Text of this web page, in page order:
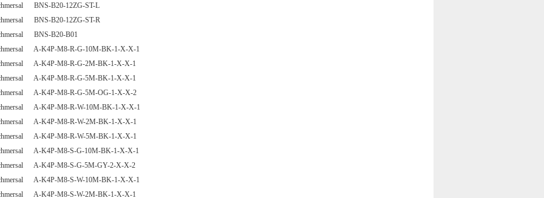
BNS-B20-12ZG-ST-L
BNS-B20-12ZG-ST-R
BNS-B20-B01
A-K4P-M8-R-G-10M-BK-1-X-X-1
A-K4P-M8-R-G-2M-BK-1-X-X-1
A-K4P-M8-R-G-5M-BK-1-X-X-1
A-K4P-M8-R-G-5M-OG-1-X-X-2
A-K4P-M8-R-W-10M-BK-1-X-X-1
A-K4P-M8-R-W-2M-BK-1-X-X-1
A-K4P-M8-R-W-5M-BK-1-X-X-1
A-K4P-M8-S-G-10M-BK-1-X-X-1
A-K4P-M8-S-G-5M-GY-2-X-X-2
A-K4P-M8-S-W-10M-BK-1-X-X-1
A-K4P-M8-S-W-2M-BK-1-X-X-1